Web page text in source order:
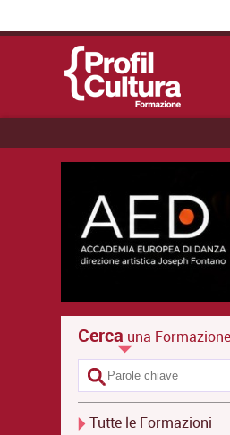
Cerca una
Tutte le Formazioni